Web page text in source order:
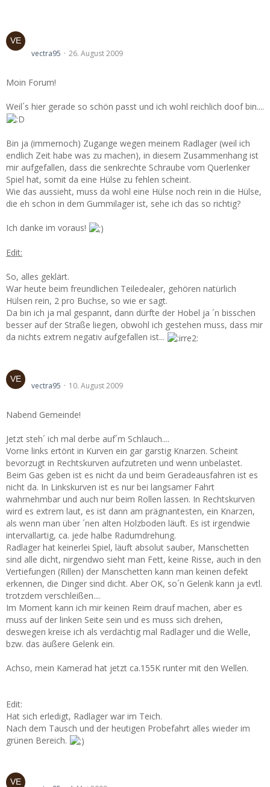
vectra95 26. August 2009
Moin Forum!
Weil´s hier gerade so schön passt und ich wohl reichlich doof bin....
Bin ja (immernoch) Zugange wegen meinem Radlager (weil ich
endlich Zeit habe was zu machen), in diesem Zusammenhang ist
mir aufgefallen, dass die senkrechte Schraube vom Querlenker
Spiel hat, somit da eine Hülse zu fehlen scheint.
Wie das aussieht, muss da wohl eine Hülse noch rein in die Hülse,
die eh schon in dem Gummilager ist, sehe ich das so richtig?
Ich danke im voraus!
Edit:
So, alles geklärt.
War heute beim freundlichen Teiledealer, gehören natürlich
Hülsen rein, 2 pro Buchse, so wie er sagt.
Da bin ich ja mal gespannt, dann dürfte der Hobel ja ´n bisschen
besser auf der Straße liegen, obwohl ich gestehen muss, dass mir
da nichts extrem negativ aufgefallen ist...
vectra95 10. August 2009
Nabend Gemeinde!
Jetzt steh´ ich mal derbe auf´m Schlauch....
Vorne links ertönt in Kurven ein gar garstig Knarzen. Scheint
bevorzugt in Rechtskurven aufzutreten und wenn unbelastet.
Beim Gas geben ist es nicht da und beim Geradeausfahren ist es
nicht da. In Linkskurven ist es nur bei langsamer Fahrt
wahrnehmbar und auch nur beim Rollen lassen. In Rechtskurven
wird es extrem laut, es ist dann am prägnantesten, ein Knarzen,
als wenn man über ´nen alten Holzboden läuft. Es ist irgendwie
intervallartig, ca. jede halbe Radumdrehung.
Radlager hat keinerlei Spiel, läuft absolut sauber, Manschetten
sind alle dicht, nirgendwo sieht man Fett, keine Risse, auch in den
Vertiefungen (Rillen) der Manschetten kann man keinen defekt
erkennen, die Dinger sind dicht. Aber OK, so´n Gelenk kann ja evtl.
trotzdem verschleißen....
Im Moment kann ich mir keinen Reim drauf machen, aber es
muss auf der linken Seite sein und es muss sich drehen,
deswegen kreise ich als verdächtig mal Radlager und die Welle,
bzw. das äußere Gelenk ein.
Achso, mein Kamerad hat jetzt ca.155K runter mit den Wellen.
Edit:
Hat sich erledigt, Radlager war im Teich.
Nach dem Tausch und der heutigen Probefahrt alles wieder im
grünen Bereich.